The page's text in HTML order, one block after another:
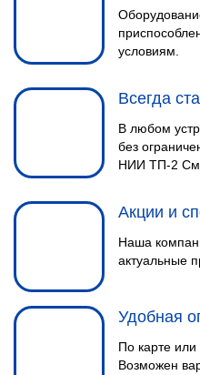
условиям.
Всегда
В любом
без
НИИ ТП-2
Акции и
Наша
актуальные
Удобная
По карте или
Возможен